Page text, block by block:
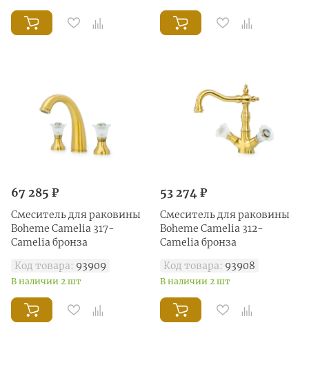
67 285 ₽
Смеситель для раковины
Boheme Сamelia 317-
Camelia бронза
Код товара: 93909
В наличии 2 шт
53 274 ₽
Смеситель для раковины
Boheme Сamelia 312-
Camelia бронза
Код товара: 93908
В наличии 2 шт